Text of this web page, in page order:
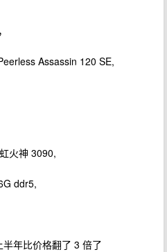
Assassin 120 SE,
火神 3090,
ddr5,
年比价格翻了 3 倍了